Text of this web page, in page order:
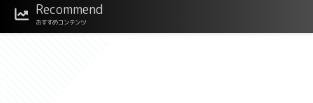
Recommend
おすすめコンテンツ